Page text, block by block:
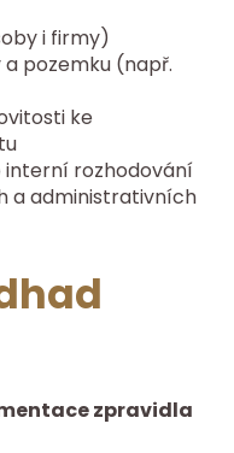
i firmy)
pozemku (např.
ke
rozhodování
a administrativních
zpravidla